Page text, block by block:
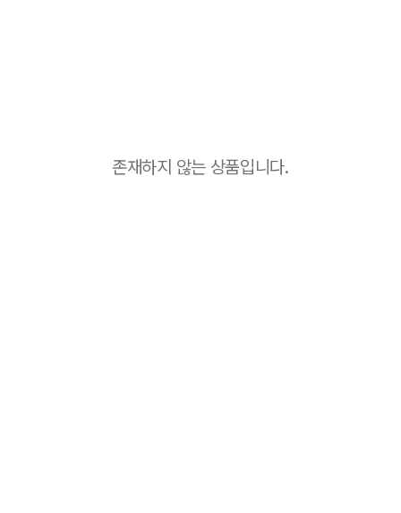
존재하지 않는 상품입니다.